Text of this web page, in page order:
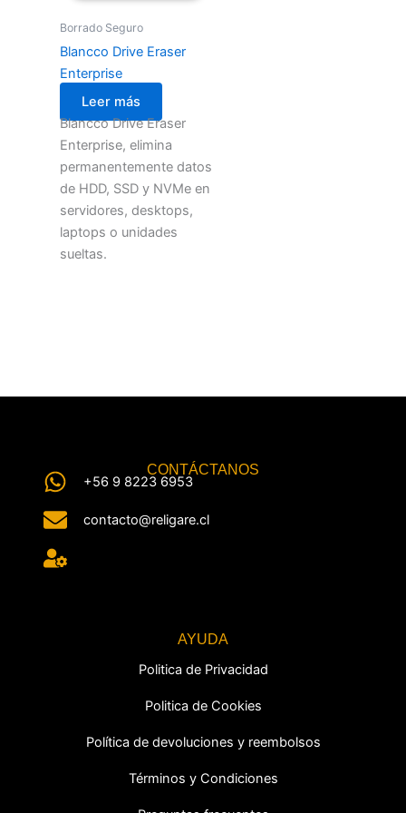
Borrado Seguro
Blancco Drive Eraser
Enterprise
Leer más
Blancco Drive Eraser
Enterprise, elimina
permanentemente datos
de HDD, SSD y NVMe en
servidores, desktops,
laptops o unidades
sueltas.
CONTÁCTANOS
+56 9 8223 6953
contacto@religare.cl
AYUDA
Politica de Privacidad
Politica de Cookies
Política de devoluciones y reembolsos
Términos y Condiciones